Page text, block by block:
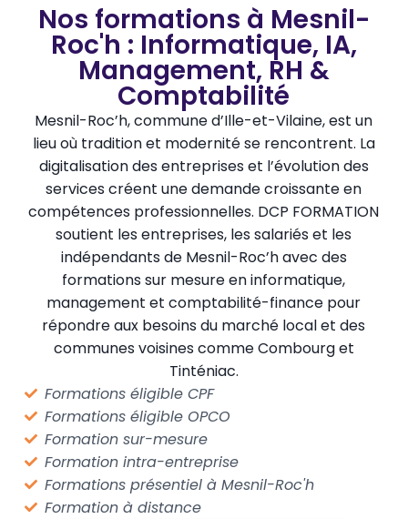
Nos formations à Mesnil-
Roc'h : Informatique, IA,
Management, RH &
Comptabilité
Mesnil-Roc’h, commune d’Ille-et-Vilaine, est un
lieu où tradition et modernité se rencontrent. La
digitalisation des entreprises et l’évolution des
services créent une demande croissante en
compétences professionnelles. DCP FORMATION
soutient les entreprises, les salariés et les
indépendants de Mesnil-Roc’h avec des
formations sur mesure en informatique,
management et comptabilité-finance pour
répondre aux besoins du marché local et des
communes voisines comme Combourg et
Tinténiac.
Formations éligible CPF
Formations éligible OPCO
Formation sur-mesure
Formation intra-entreprise
Formations présentiel à Mesnil-Roc'h
Formation à distance